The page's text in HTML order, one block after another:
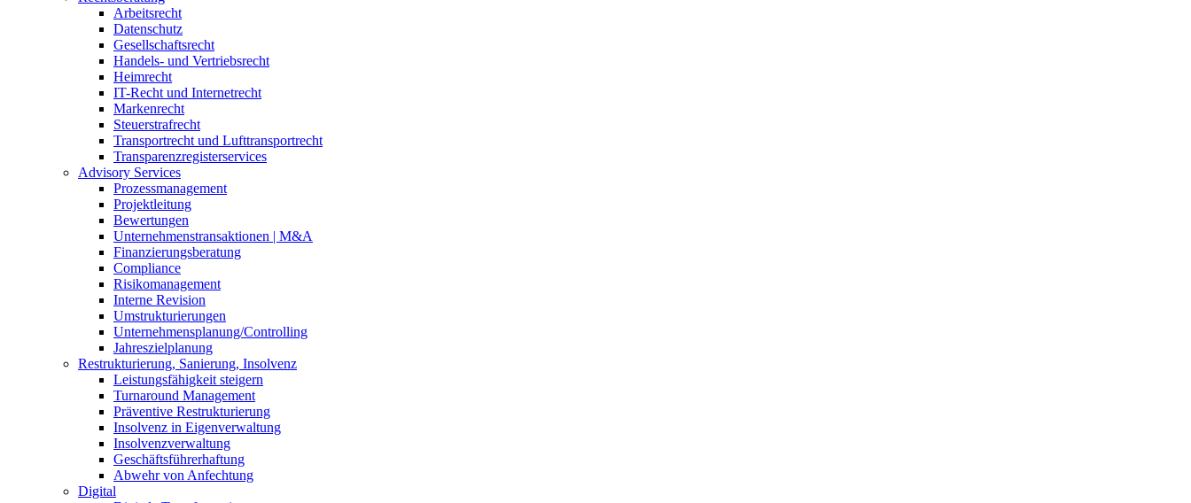
Arbeitsrecht
Datenschutz
Gesellschaftsrecht
Handels- und Vertriebsrecht
Heimrecht
IT-Recht und Internetrecht
Markenrecht
Steuerstrafrecht
Transportrecht und Lufttransportrecht
Transparenzregisterservices
Advisory Services
Prozessmanagement
Projektleitung
Bewertungen
Unternehmenstransaktionen | M&A
Finanzierungsberatung
Compliance
Risikomanagement
Interne Revision
Umstrukturierungen
Unternehmensplanung/Controlling
Jahreszielplanung
Restrukturierung, Sanierung, Insolvenz
Leistungsfähigkeit steigern
Turnaround Management
Präventive Restrukturierung
Insolvenz in Eigenverwaltung
Insolvenzverwaltung
Geschäftsführerhaftung
Abwehr von Anfechtung
Digital